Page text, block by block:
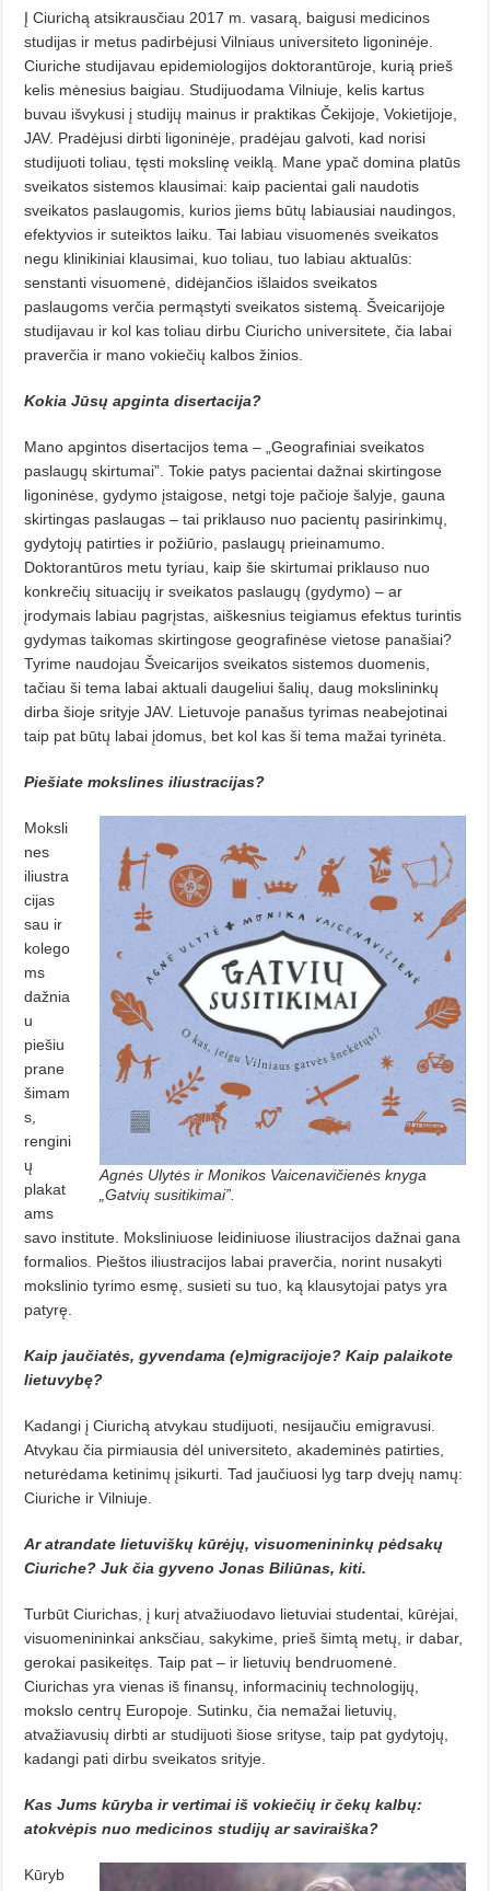
Į Ciurichą atsikrausčiau 2017 m. vasarą, baigusi medicinos
studijas ir metus padirbėjusi Vilniaus universiteto ligoninėje.
Ciuriche studijavau epidemiologijos doktorantūroje, kurią prieš
kelis mėnesius baigiau. Studijuodama Vilniuje, kelis kartus
buvau išvykusi į studijų mainus ir praktikas Čekijoje, Vokietijoje,
JAV. Pradėjusi dirbti ligoninėje, pradėjau galvoti, kad norisi
studijuoti toliau, tęsti mokslinę veiklą. Mane ypač domina platūs
sveikatos sistemos klausimai: kaip pacientai gali naudotis
sveikatos paslaugomis, kurios jiems būtų labiausiai naudingos,
efektyvios ir suteiktos laiku. Tai labiau visuomenės sveikatos
negu klinikiniai klausimai, kuo toliau, tuo labiau aktualūs:
senstanti visuomenė, didėjančios išlaidos sveikatos
paslaugoms verčia permąstyti sveikatos sistemą. Šveicarijoje
studijavau ir kol kas toliau dirbu Ciuricho universitete, čia labai
praverčia ir mano vokiečių kalbos žinios.
Kokia Jūsų apginta disertacija?
Mano apgintos disertacijos tema – „Geografiniai sveikatos
paslaugų skirtumai”. Tokie patys pacientai dažnai skirtingose
ligoninėse, gydymo įstaigose, netgi toje pačioje šalyje, gauna
skirtingas paslaugas – tai priklauso nuo pacientų pasirinkimų,
gydytojų patirties ir požiūrio, paslaugų prieinamumo.
Doktorantūros metu tyriau, kaip šie skirtumai priklauso nuo
konkrečių situacijų ir sveikatos paslaugų (gydymo) – ar
įrodymais labiau pagrįstas, aiškesnius teigiamus efektus turintis
gydymas taikomas skirtingose geografinėse vietose panašiai?
Tyrime naudojau Šveicarijos sveikatos sistemos duomenis,
tačiau ši tema labai aktuali daugeliui šalių, daug mokslininkų
dirba šioje srityje JAV. Lietuvoje panašus tyrimas neabejotinai
taip pat būtų labai įdomus, bet kol kas ši tema mažai tyrinėta.
Piešiate mokslines iliustracijas?
Agnės Ulytės ir Monikos Vaicenavičienės knyga
„Gatvių susitikimai”.
Moksli
nes
iliustra
cijas
sau ir
kolego
ms
dažnia
u
piešiu
prane
šimam
s,
rengini
ų
plakat
ams
savo institute. Moksliniuose leidiniuose iliustracijos dažnai gana
formalios. Pieštos iliustracijos labai praverčia, norint nusakyti
mokslinio tyrimo esmę, susieti su tuo, ką klausytojai patys yra
patyrę.
Kaip jaučiatės, gyvendama (e)migracijoje? Kaip palaikote
lietuvybę?
Kadangi į Ciurichą atvykau studijuoti, nesijaučiu emigravusi.
Atvykau čia pirmiausia dėl universiteto, akademinės patirties,
neturėdama ketinimų įsikurti. Tad jaučiuosi lyg tarp dvejų namų:
Ciuriche ir Vilniuje.
Ar atrandate lietuviškų kūrėjų, visuomenininkų pėdsakų
Ciuriche? Juk čia gyveno Jonas Biliūnas, kiti.
Turbūt Ciurichas, į kurį atvažiuo­davo lietuviai studentai, kūrėjai,
visuomenininkai anksčiau, sakykime, prieš šimtą metų, ir dabar,
gerokai pasikeitęs. Taip pat – ir lietuvių bendruo­menė.
Ciurichas yra vienas iš finansų, informacinių technologijų,
mokslo centrų Europoje. Sutinku, čia nemažai lietuvių,
atvažiavusių dirbti ar studijuoti šiose srityse, taip pat gydytojų,
kadangi pati dirbu sveikatos srityje.
Kas Jums kūryba ir vertimai iš vokiečių ir čekų kalbų:
atokvėpis nuo medicinos studijų ar saviraiška?
Kūryb